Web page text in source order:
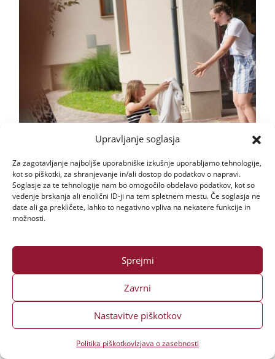
Upravljanje soglasja
Za zagotavljanje najboljše uporabniške izkušnje uporabljamo tehnologije,
kot so piškotki, za shranjevanje in/ali dostop do podatkov o napravi.
Soglasje za te tehnologije nam bo omogočilo obdelavo podatkov, kot so
vedenje brskanja ali enolični ID-ji na tem spletnem mestu. Če soglasja ne
date ali ga prekličete, lahko to negativno vpliva na nekatere funkcije in
možnosti.
Sprejmi
Zavrni
Nastavitve piškotkov
Politika piškotkovIzjava o zasebnosti